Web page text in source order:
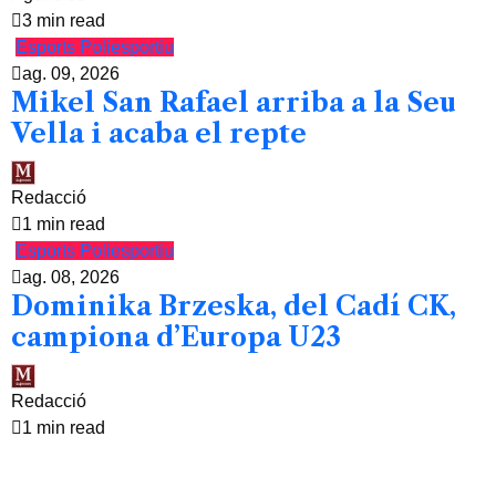
3 min read
Esports Poliesportiu
ag. 09, 2026
Mikel San Rafael arriba a la Seu
Vella i acaba el repte
Redacció
1 min read
Esports Poliesportiu
ag. 08, 2026
Dominika Brzeska, del Cadí CK,
campiona d’Europa U23
Redacció
1 min read